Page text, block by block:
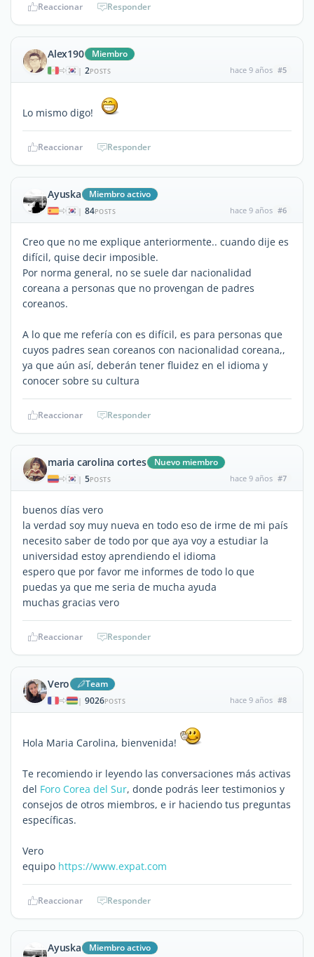
Reaccionar Responder
Alex190 Miembro
| 2POSTS hace 9 años #5
Lo mismo digo!
Reaccionar Responder
Ayuska Miembro activo
| 84POSTS hace 9 años #6
Creo que no me explique anteriormente.. cuando dije es
difícil, quise decir imposible.
Por norma general, no se suele dar nacionalidad
coreana a personas que no provengan de padres
coreanos.
A lo que me refería con es difícil, es para personas que
cuyos padres sean coreanos con nacionalidad coreana,,
ya que aún así, deberán tener fluidez en el idioma y
conocer sobre su cultura
Reaccionar Responder
maria carolina cortes Nuevo miembro
| 5POSTS hace 9 años #7
buenos días vero
la verdad soy muy nueva en todo eso de irme de mi país
necesito saber de todo por que aya voy a estudiar la
universidad estoy aprendiendo el idioma
espero que por favor me informes de todo lo que
puedas ya que me seria de mucha ayuda
muchas gracias vero
Reaccionar Responder
Vero Team
| 9026POSTS hace 9 años #8
Hola Maria Carolina, bienvenida!
Te recomiendo ir leyendo las conversaciones más activas
del Foro Corea del Sur, donde podrás leer testimonios y
consejos de otros miembros, e ir haciendo tus preguntas
específicas.
Vero
equipo https://www.expat.com
Reaccionar Responder
Ayuska Miembro activo